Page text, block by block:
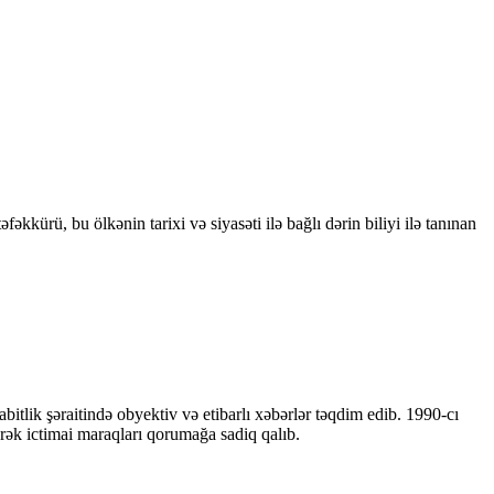
bu ölkənin tarixi və siyasəti ilə bağlı dərin biliyi ilə tanınan
şəraitində obyektiv və etibarlı xəbərlər təqdim edib. 1990-cı
ictimai maraqları qorumağa sadiq qalıb.